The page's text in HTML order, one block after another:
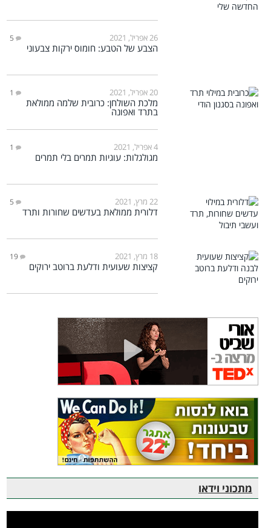
26 אפריל, 2021 5
הצבע של הטבע: חומוס ירקות צבעוני
20 אפריל, 2021 1
מלכת השולחן: כרובית שלמה ממולאת
בתרד ואפונה
4 אפריל, 2021 1
מגולגלות: עוגיות תמרים בלי תמרים
22 מרץ, 2021 5
דלורית ממולאת בעדשים שחורות ותרד
18 מרץ, 2021 19
קציצות שעועית ודלעת ברוטב ירוקים
מתכוני וידאו